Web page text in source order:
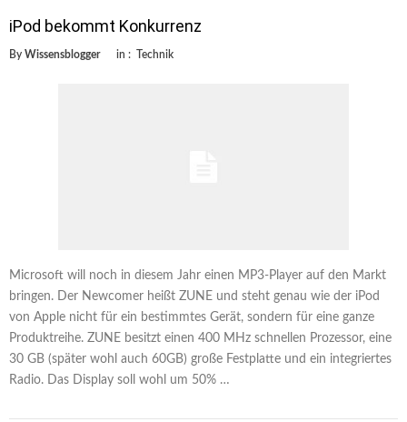
iPod bekommt Konkurrenz
By Wissensblogger in : Technik
Microsoft will noch in diesem Jahr einen MP3-Player auf den Markt
bringen. Der Newcomer heißt ZUNE und steht genau wie der iPod
von Apple nicht für ein bestimmtes Gerät, sondern für eine ganze
Produktreihe. ZUNE besitzt einen 400 MHz schnellen Prozessor, eine
30 GB (später wohl auch 60GB) große Festplatte und ein integriertes
Radio. Das Display soll wohl um 50% …